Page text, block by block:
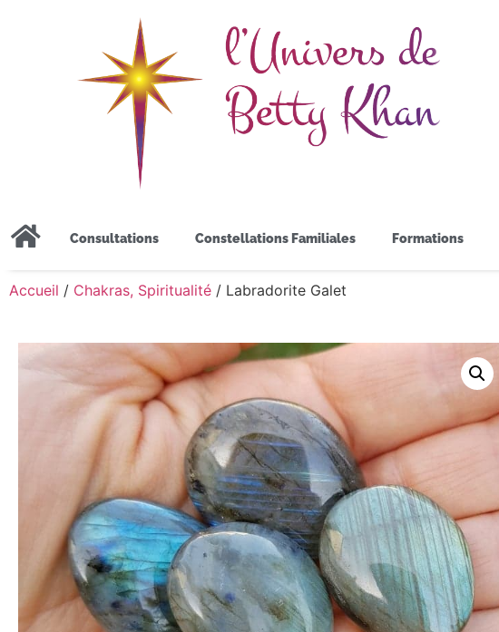
Consultations Constellations Familiales Formations
Accueil / Chakras, Spiritualité / Labradorite Galet